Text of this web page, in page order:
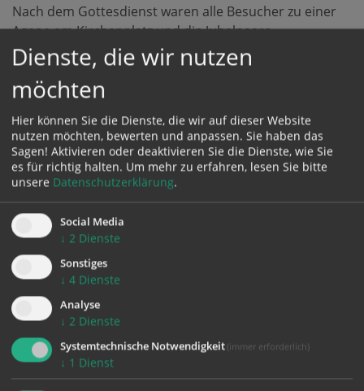
Nach dem Gottesdienst waren alle Besucher zu einer
Agape am Kirchenplatz und die Jubelpaare
anschließend von der Gemeinde Rohr zu einem
gemütlichen Mittagessen im Gasthaus Schupf‘n
eingeladen.
Goldhaubenfrauen und den Angehörigen, die die
Jubelpaare begleitet haben.
Dienste, die wir nutzen
möchten
Hier können Sie die Dienste, die wir auf dieser Website
nutzen möchten, bewerten und anpassen. Sie haben das
Sagen! Aktivieren oder deaktivieren Sie die Dienste, wie Sie
es für richtig halten. Um mehr zu erfahren, lesen Sie bitte
unsere Datenschutzerklärung.
Social Media
↓ 2 Dienste
Sonstiges
↓ 4 Dienste
Analyse
↓ 2 Dienste
Systemtechnische Notwendigkeit (immer erforderlich)
↓ 1 Dienst